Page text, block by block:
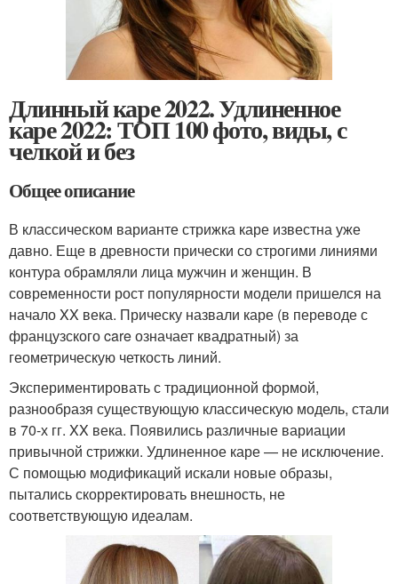
Длинный каре 2022. Удлиненное
каре 2022: ТОП 100 фото, виды, с
челкой и без
Общее описание
В классическом варианте стрижка каре известна уже
давно. Еще в древности прически со строгими линиями
контура обрамляли лица мужчин и женщин. В
современности рост популярности модели пришелся на
начало XX века. Прическу назвали каре (в переводе с
французского care означает квадратный) за
геометрическую четкость линий.
Экспериментировать с традиционной формой,
разнообразя существующую классическую модель, стали
в 70-х гг. XX века. Появились различные вариации
привычной стрижки. Удлиненное каре — не исключение.
С помощью модификаций искали новые образы,
пытались скорректировать внешность, не
соответствующую идеалам.